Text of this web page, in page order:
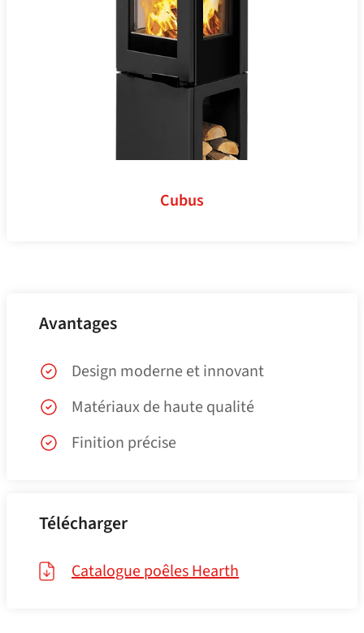
Cubus
Avantages
Design moderne et innovant
Matériaux de haute qualité
Finition précise
Télécharger
Catalogue poêles Hearth